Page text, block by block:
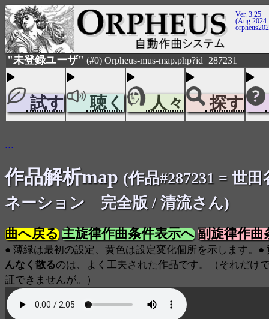
Ver. 3.25
(Aug
"未登録ユーザ" (#0) Orpheus-mus-map.php?id=287231
試す 聴く 人々 探す
...
作品解析map (作品#287231 = 世
ネーション 完全版 / 清流さん)
曲へ戻る 主旋律作曲条件表示へ 副旋律作曲
● 薄緑は最初の設定、黄色は設定変化個所を示します。●
んなく散るのは、よく工夫された作品です。（それだけ
証できませんが。）